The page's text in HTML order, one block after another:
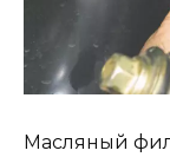
Масляный